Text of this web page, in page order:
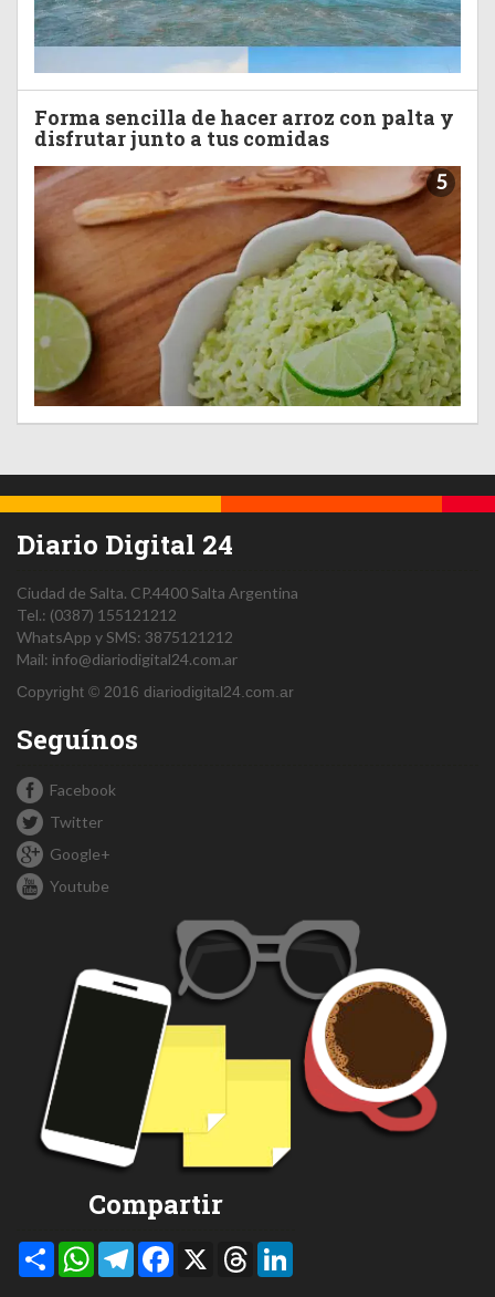
Forma sencilla de hacer arroz con palta y
disfrutar junto a tus comidas
5
Diario Digital 24
Ciudad de Salta. CP.4400Salta Argentina
Tel.: (0387) 155121212
WhatsApp y SMS: 3875121212
Mail: info@diariodigital24.com.ar
Copyright © 2016 diariodigital24.com.ar
Seguínos
Facebook
Twitter
Google+
Youtube
Compartir
CompartirWhatsAppTelegramFacebook Threads